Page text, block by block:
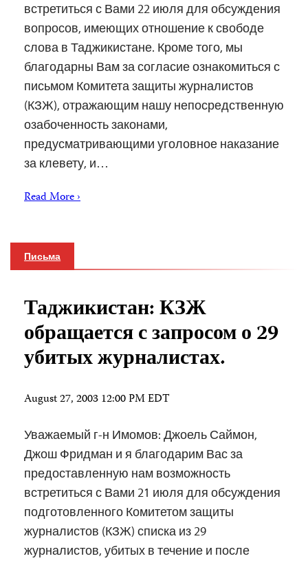
встретиться с Вами 22 июля для обсуждения
вопросов, имеющих отношение к свободе
слова в Таджикистане. Кроме того, мы
благодарны Вам за согласие ознакомиться с
письмом Комитета защиты журналистов
(КЗЖ), отражающим нашу непосредственную
озабоченность законами,
предусматривающими уголовное наказание
за клевету, и…
Read More ›
Письма
Таджикистан: КЗЖ
обращается с запросом о 29
убитых журналистах.
August 27, 2003 12:00 PM EDT
Уважаемый г-н Имомов: Джоель Саймон,
Джош Фридман и я благодарим Вас за
предоставленную нам возможность
встретиться с Вами 21 июля для обсуждения
подготовленного Комитетом защиты
журналистов (КЗЖ) списка из 29
журналистов, убитых в течение и после